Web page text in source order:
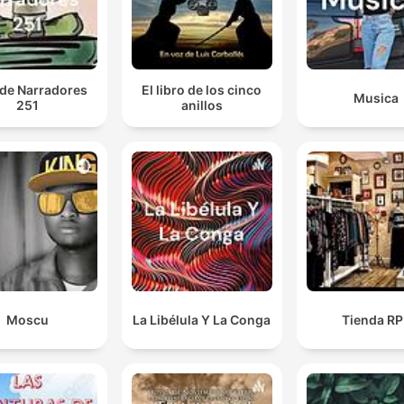
Narradores
251
El libro de los cinco
anillos
Musica
Moscu La Libélula Y La Conga Tienda